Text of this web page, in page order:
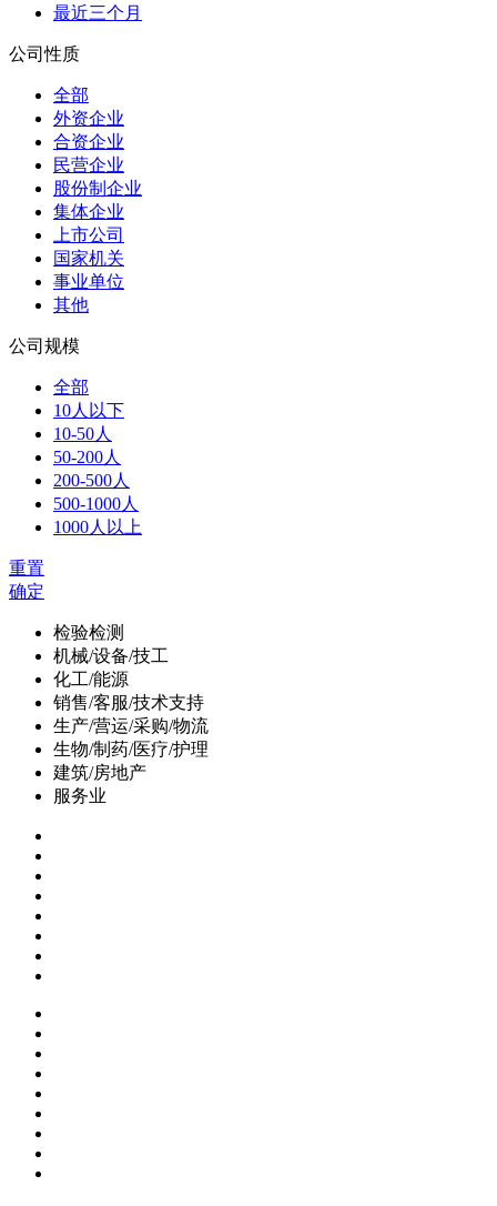
最近三个月
公司性质
全部
外资企业
合资企业
民营企业
股份制企业
集体企业
上市公司
国家机关
事业单位
其他
公司规模
全部
10人以下
10-50人
50-200人
200-500人
500-1000人
1000人以上
重置
确定
检验检测
机械/设备/技工
化工/能源
销售/客服/技术支持
生产/营运/采购/物流
生物/制药/医疗/护理
建筑/房地产
服务业